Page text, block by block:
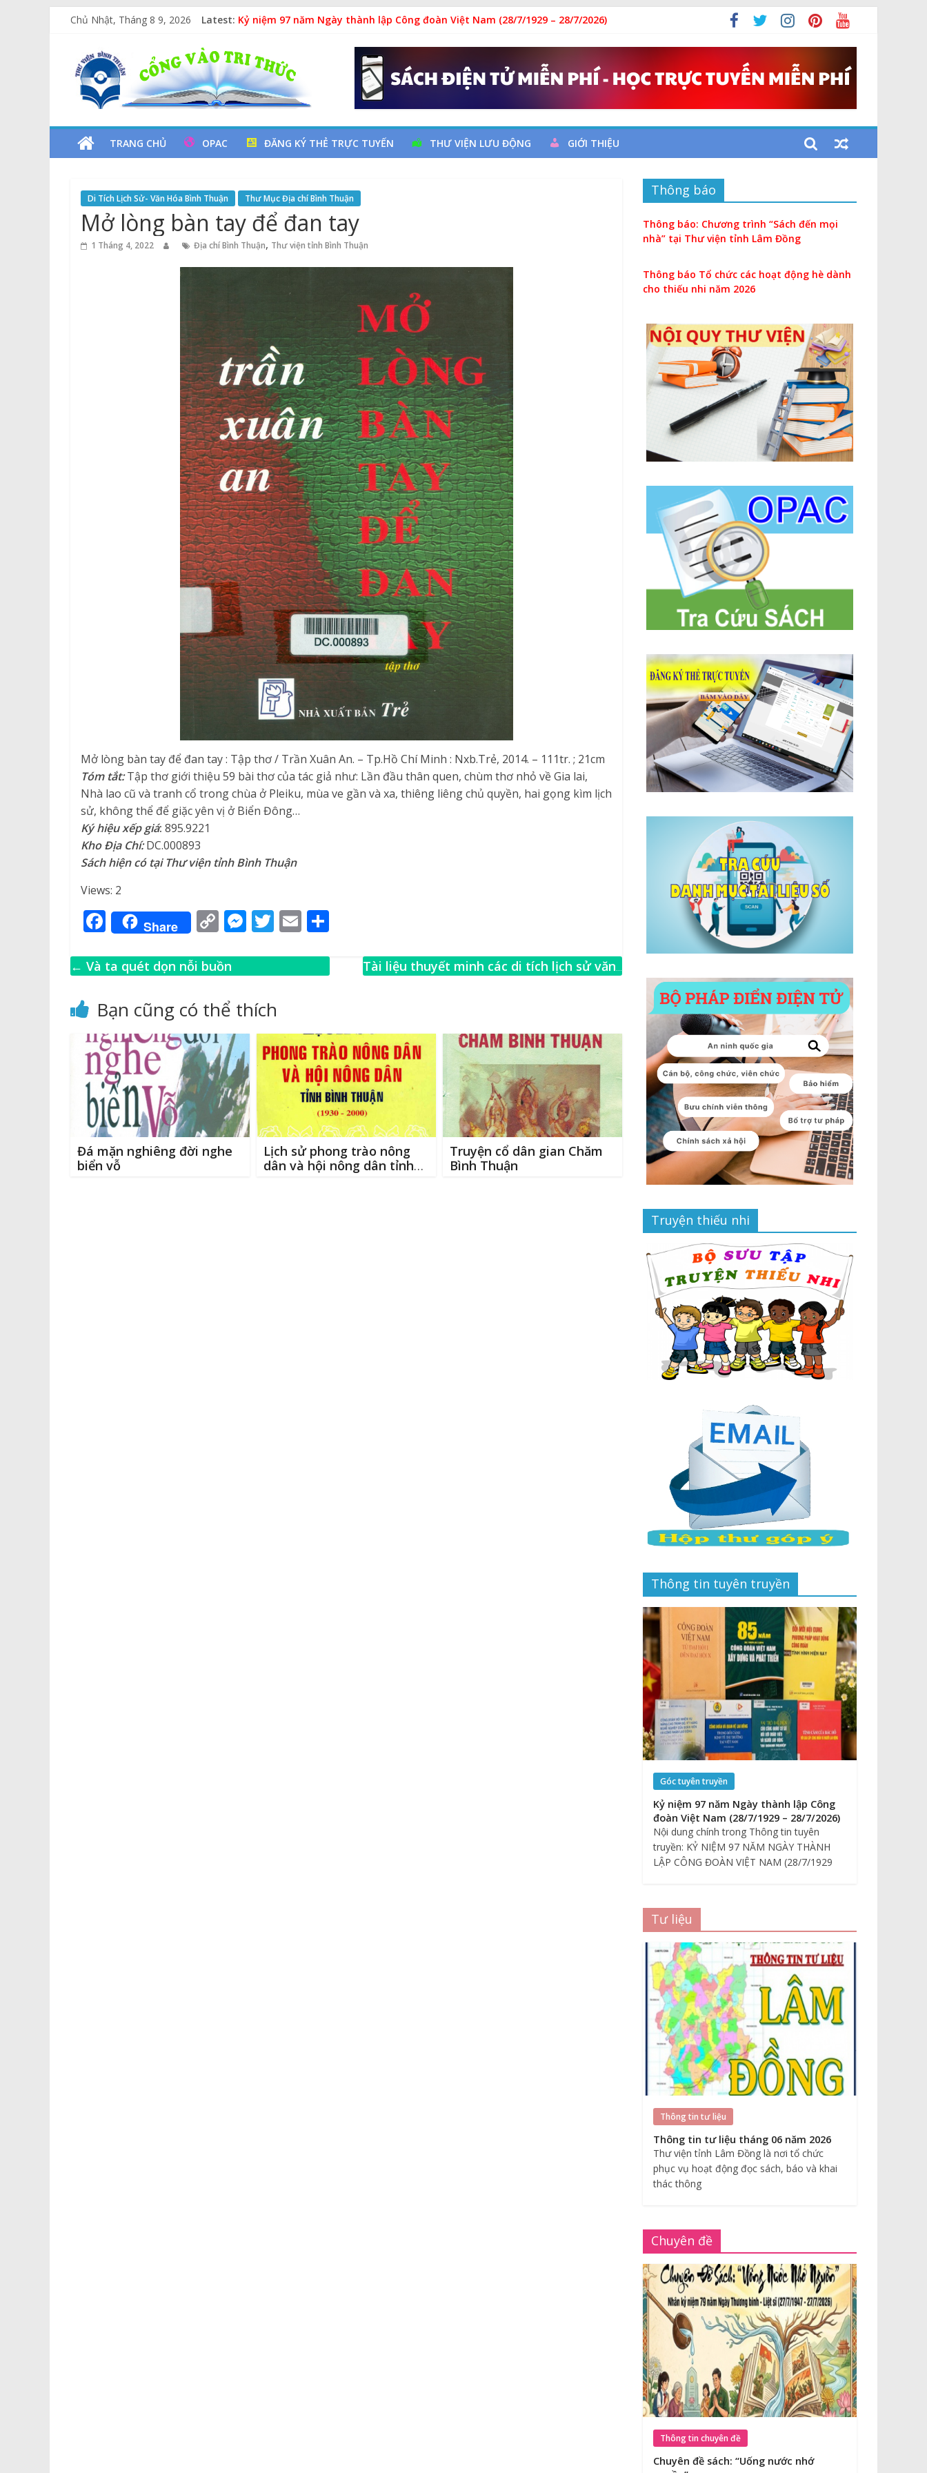
Chủ Nhật, Tháng 8 9, 2026 Latest:
Lan tỏa văn hóa đọc qua chương trình giao lưu và trao tặng sách cho thiếu nhi
Kỷ niệm 97 năm Ngày thành lập Công đoàn Việt Nam (28/7/1929 – 28/7/2026)
Các yếu tố nguy cơ đột quỵ não và dự phòng
Vịt Con Cẩu Thả
Thư
Viện
Tỉnh
Bình
Thuận
Cổng
TRANG CHỦ OPAC ĐĂNG KÝ THẺ TRỰC TUYẾN THƯ VIỆN LƯU ĐỘNG GIỚI THIỆU
Di Tích Lịch Sử- Văn Hóa Bình Thuận Thư Mục Địa chí Bình Thuận
Mở lòng bàn tay để đan tay
1 Tháng 4, 2022 Địa chí Bình Thuận, Thư viện tỉnh Bình Thuận
Mở lòng bàn tay để đan tay : Tập thơ / Trần Xuân An. – Tp.Hồ Chí Minh : Nxb.Trẻ, 2014. – 111tr. ; 21cm
Tóm tắt:Tập thơ giới thiệu 59 bài thơ của tác giả như: Lần đầu thân quen, chùm thơ nhỏ về Gia lai,
Nhà lao cũ và tranh cổ trong chùa ở Pleiku, mùa ve gần và xa, thiêng liêng chủ quyền, hai gọng kìm lịch
sử, không thể để giặc yên vị ở Biển Đông…
Ký hiệu xếp giá: 895.9221
Kho Địa Chí:DC.000893
Sách hiện có tại Thư viện tỉnh Bình Thuận
Views: 2
F
a
c
b
o
o
k
Share C
p
Li
n
k
M
ss
n
g
r
T
it
r
E
ai ar
← Và ta quét dọn nỗi buồn
Tài liệu thuyết minh các di tích lịch sử văn
Bạn cũng có thể thích
Đá mặn nghiêng đời nghe
biển vỗ
Lịch sử phong trào nông
dân và hội nông dân tỉnh
Truyện cổ dân gian Chăm
Bình Thuận
Thông báo
Thông báo: Chương trình “Sách đến mọi
nhà” tại Thư viện tỉnh Lâm Đồng
Thông báo Tổ chức các hoạt động hè dành
cho thiếu nhi năm 2026
Truyện thiếu nhi
Thông tin tuyên truyền
Góc tuyên truyền
Kỷ niệm 97 năm Ngày thành lập Công
đoàn Việt Nam (28/7/1929 – 28/7/2026)
Nội dung chính trong Thông tin tuyên
truyền: KỶ NIỆM 97 NĂM NGÀY THÀNH
LẬP CÔNG ĐOÀN VIỆT NAM (28/7/1929
Tư liệu
Thông tin tư liệu
Thông tin tư liệu tháng 06 năm 2026
Thư viện tỉnh Lâm Đồng là nơi tổ chức
phục vụ hoạt động đọc sách, báo và khai
thác thông
Chuyên đề
Thông tin chuyên đề
Chuyên đề sách: “Uống nước nhớ